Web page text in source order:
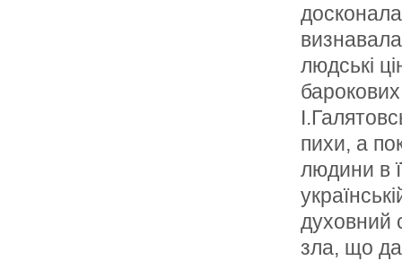
людські
пихи, а
людини в
духовний
зла, що